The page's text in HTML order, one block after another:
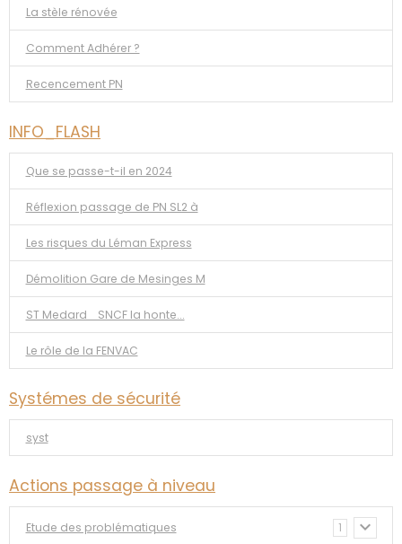
La stèle rénovée
Comment Adhérer ?
Recencement PN
INFO_FLASH
Que se passe-t-il en 2024
Réflexion passage de PN SL2 à
Les risques du Léman Express
Démolition Gare de Mesinges M
ST Medard _SNCF la honte...
Le rôle de la FENVAC
Systémes de sécurité
syst
Actions passage à niveau
Etude des problématiques 1